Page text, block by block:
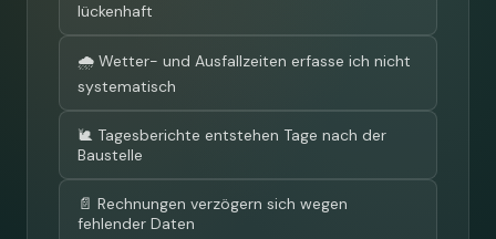
lückenhaft
🌧 Wetter- und Ausfallzeiten erfasse ich nicht
systematisch
🐌 Tagesberichte entstehen Tage nach der
Baustelle
📄 Rechnungen verzögern sich wegen
fehlender Daten